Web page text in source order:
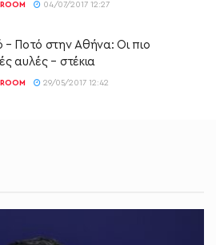
04/07/2017 12:27
Ποτό στην Αθήνα: Οι πιο
αυλές – στέκια
29/05/2017 12:42